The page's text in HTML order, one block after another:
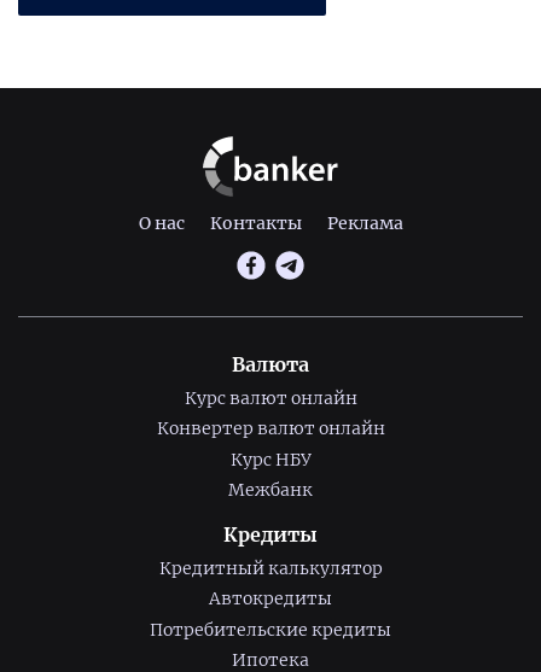
О нас Контакты Реклама
Валюта
Курс валют онлайн
Конвертер валют онлайн
Курс НБУ
Межбанк
Кредиты
Кредитный калькулятор
Автокредиты
Потребительские кредиты
Ипотека